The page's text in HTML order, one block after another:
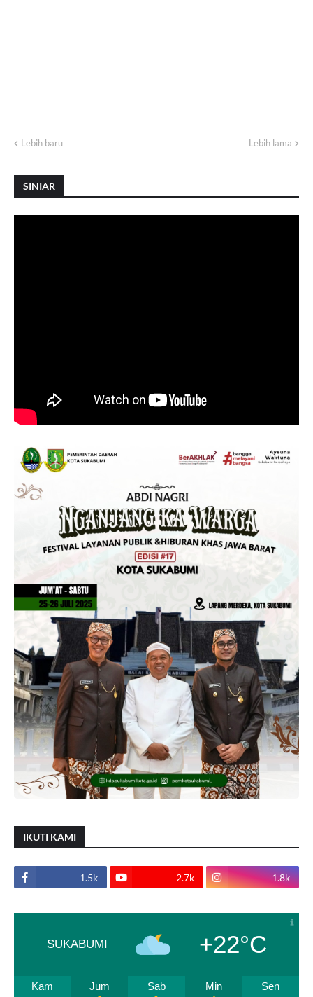
Lebih baru Lebih lama
SINIAR
IKUTI KAMI
1.5k 2.7k 1.8k
SUKABUMI +22°C
Kam Jum Sab Min Sen